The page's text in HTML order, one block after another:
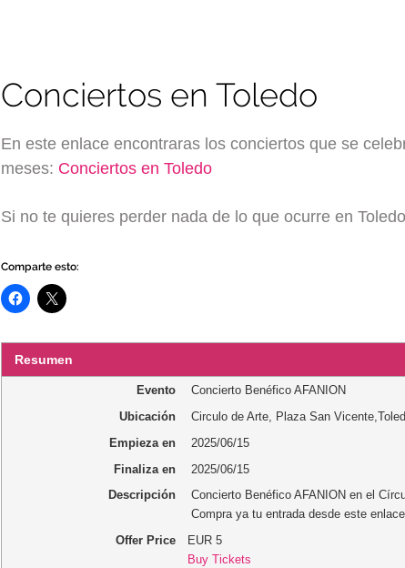
Conciertos en Toledo
En este enlace encontraras los conciertos que se
meses: Conciertos en Toledo
Si no te quieres perder nada de lo que ocurre en
Comparte esto:
Resumen
Evento
Concierto Benéfico AFANION
Ubicación
Circulo de Arte, Plaza San Vicente,
Empieza en
2025/06/15
Finaliza en
2025/06/15
Descripción
Concierto Benéfico AFANION en el
Compra ya tu entrada desde este
Offer Price
EUR 5
Buy Tickets